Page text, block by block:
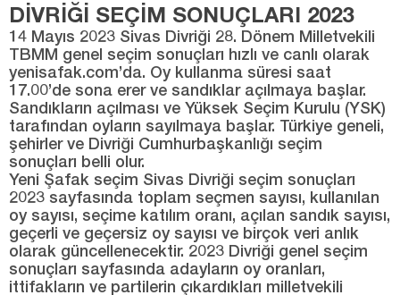
DİVRİĞİ SEÇİM SONUÇLARI 2023
14 Mayıs 2023 Sivas Divriği 28. Dönem Milletvekili
TBMM genel seçim sonuçları hızlı ve canlı olarak
yenisafak.com’da. Oy kullanma süresi saat
17.00’de sona erer ve sandıklar açılmaya başlar.
Sandıkların açılması ve Yüksek Seçim Kurulu (YSK)
tarafından oyların sayılmaya başlar. Türkiye geneli,
şehirler ve Divriği Cumhurbaşkanlığı seçim
sonuçları belli olur.
Yeni Şafak seçim Sivas Divriği seçim sonuçları
2023 sayfasında toplam seçmen sayısı, kullanılan
oy sayısı, seçime katılım oranı, açılan sandık sayısı,
geçerli ve geçersiz oy sayısı ve birçok veri anlık
olarak güncellenecektir. 2023 Divriği genel seçim
sonuçları sayfasında adayların oy oranları,
ittifakların ve partilerin çıkardıkları milletvekili